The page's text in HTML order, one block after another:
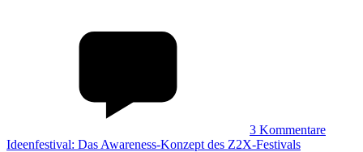
3 Kommentare
Ideenfestival: Das Awareness-Konzept des Z2X-Festivals